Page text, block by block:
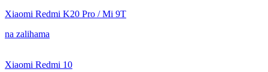
Xiaomi Redmi K20 Pro / Mi 9T
na zalihama
Xiaomi Redmi 10